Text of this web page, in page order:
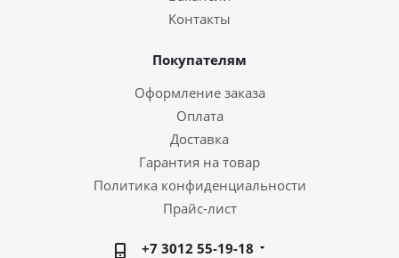
Контакты
Покупателям
Оформление заказа
Оплата
Доставка
Гарантия на товар
Политика конфиденциальности
Прайс-лист
+7 3012 55-19-18